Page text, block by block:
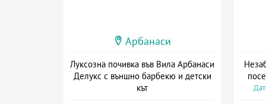
Арбанаси
Луксозна почивка във Вила Арбанаси
Делукс с външно барбекю и детски
кът